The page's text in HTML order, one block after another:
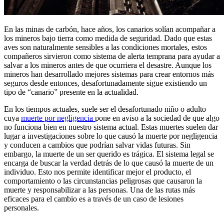
En las minas de carbón, hace años, los canarios solían acompañar a
los mineros bajo tierra como medida de seguridad. Dado que estas
aves son naturalmente sensibles a las condiciones mortales, estos
compañeros sirvieron como sistema de alerta temprana para ayudar a
salvar a los mineros antes de que ocurriera el desastre. Aunque los
mineros han desarrollado mejores sistemas para crear entornos más
seguros desde entonces, desafortunadamente sigue existiendo un
tipo de “canario” presente en la actualidad.
En los tiempos actuales, suele ser el desafortunado niño o adulto
cuya muerte por negligencia pone en aviso a la sociedad de que algo
no funciona bien en nuestro sistema actual. Estas muertes suelen dar
lugar a investigaciones sobre lo que causó la muerte por negligencia
y conducen a cambios que podrían salvar vidas futuras. Sin
embargo, la muerte de un ser querido es trágica. El sistema legal se
encarga de buscar la verdad detrás de lo que causó la muerte de un
individuo. Esto nos permite identificar mejor el producto, el
comportamiento o las circunstancias peligrosas que causaron la
muerte y responsabilizar a las personas. Una de las rutas más
eficaces para el cambio es a través de un caso de lesiones
personales.